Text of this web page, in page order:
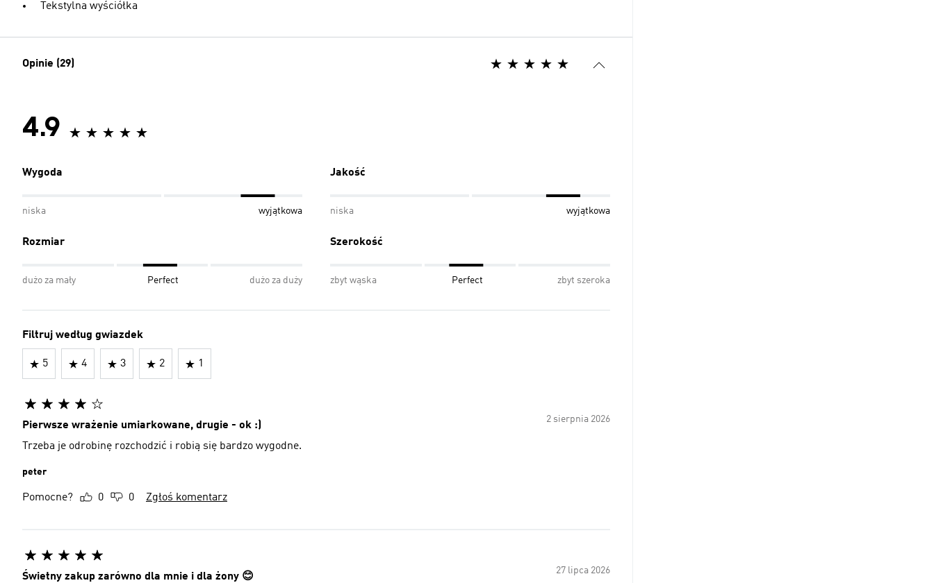
Tekstylna wyściółka
Opinie (29)
4.9
Wygoda
niska wyjątkowa
Jakość
niska wyjątkowa
Rozmiar
dużo za mały Perfect dużo za duży
Szerokość
zbyt wąska Perfect zbyt szeroka
Filtruj według gwiazdek
5 4 3 2 1
2 sierpnia 2026
Pierwsze wrażenie umiarkowane, drugie - ok :)
Trzeba je odrobinę rozchodzić i robią się bardzo wygodne.
peter
Pomocne? 0 0 Zgłoś komentarz
27 lipca 2026
Świetny zakup zarówno dla mnie i dla żony 😊